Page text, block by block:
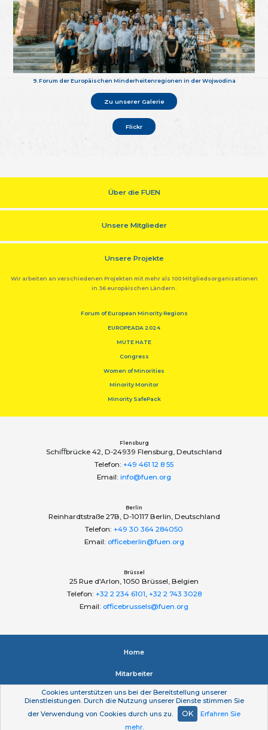
9. Forum der Europäischen Minderheitenregionen in der Wojwodina
Zu unserer Galerie
Flickr
Über die FUEN
Unsere Mitglieder
Unsere Projekte
Wir arbeiten an verschiedenen Projekten mit mehr als 100 Mitgliedsorganisationen
in 36 europäischen Ländern.
Forum of European Minority Regions
EUROPEADA 2024
MUTE HATE
Congress
Women of Minorities
Minority Monitor
Minority SafePack
Flensburg
Schiﬀbrücke 42, D-24939 Flensburg, Deutschland
Telefon: +49 461 12 8 55
Email: info@fuen.org
Berlin
Reinhardtstraße 27B, D-10117 Berlin, Deutschland
Telefon: +49 30 364 284050
Email: officeberlin@fuen.org
Brüssel
25 Rue d'Arlon, 1050 Brüssel, Belgien
Telefon: +32 2 234 6101, +32 2 743 3028
Email: officebrussels@fuen.org
Home
Mitarbeiter
Impressum
Datenschutzerklärung
Cookies unterstützen uns bei der Bereitstellung unserer
Dienstleistungen. Durch die Nutzung unserer Dienste stimmen Sie
der Verwendung von Cookies durch uns zu.
OK
Erfahren Sie
mehr.